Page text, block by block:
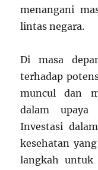
menangani
lintas negara.
Di masa
terhadap
muncul dan
dalam
Investasi
kesehatan
langkah untuk